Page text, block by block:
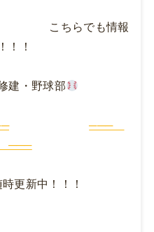
ちらでも情報
！！
建・野球部
───
───
更新中！！！